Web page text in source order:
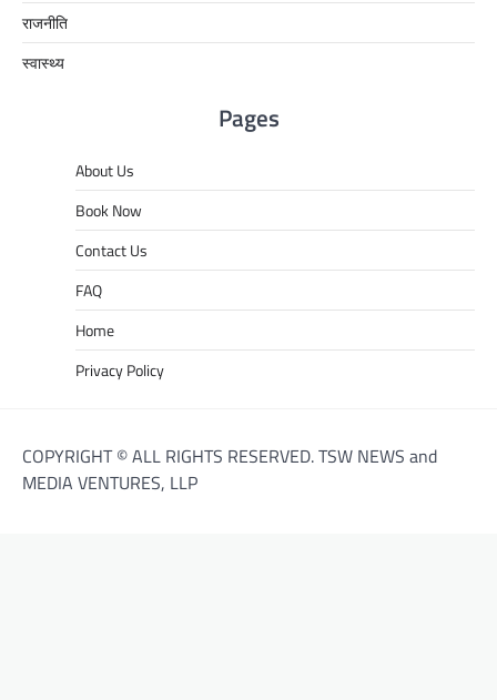
राजनीति
स्वास्थ्य
Pages
About Us
Book Now
Contact Us
FAQ
Home
Privacy Policy
COPYRIGHT © ALL RIGHTS RESERVED. TSW NEWS and
MEDIA VENTURES, LLP